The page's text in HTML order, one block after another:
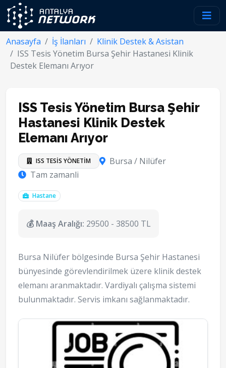
Anasayfa İş İlanları
Klinik Destek & Asistan
ISS Tesis Yönetim Bursa Şehir Hastanesi Klinik
Destek Elemanı Arıyor
ISS Tesis Yönetim Bursa Şehir
Hastanesi Klinik Destek
Elemanı Arıyor
ISS TESİS YÖNETİM
Bursa / Nilüfer
Tam zamanli
Hastane
💰 Maaş Aralığı: 29500 - 38500 TL
Bursa Nilüfer bölgesinde Bursa Şehir Hastanesi
bünyesinde görevlendirilmek üzere klinik destek
elemanı aranmaktadır. Vardiyalı çalışma sistemi
bulunmaktadır. Servis imkanı sağlanmaktadır.